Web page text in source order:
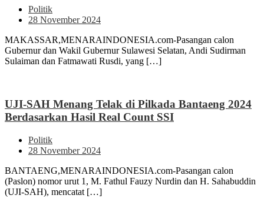
Politik
28 November 2024
MAKASSAR,MENARAINDONESIA.com-Pasangan calon
Gubernur dan Wakil Gubernur Sulawesi Selatan, Andi Sudirman
Sulaiman dan Fatmawati Rusdi, yang […]
UJI-SAH Menang Telak di Pilkada Bantaeng 2024
Berdasarkan Hasil Real Count SSI
Politik
28 November 2024
BANTAENG,MENARAINDONESIA.com-Pasangan calon
(Paslon) nomor urut 1, M. Fathul Fauzy Nurdin dan H. Sahabuddin
(UJI-SAH), mencatat […]